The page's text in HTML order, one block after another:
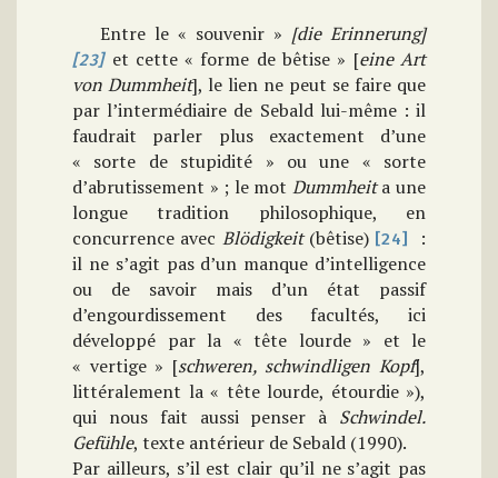
Entre le « souvenir » [die Erinnerung]
[23] et cette « forme de bêtise » [eine Art
von Dummheit], le lien ne peut se faire que
par l’intermédiaire de Sebald lui-même : il
faudrait parler plus exactement d’une
« sorte de stupidité » ou une « sorte
d’abrutissement » ; le mot Dummheita une
longue tradition philosophique, en
concurrence avec Blödigkeit(bêtise) [24]
:
il ne s’agit pas d’un manque d’intelligence
ou de savoir mais d’un état passif
d’engourdissement des facultés, ici
développé par la « tête lourde » et le
« vertige » [schweren, schwindligen Kopf],
littéralement la « tête lourde, étourdie »),
qui nous fait aussi penser à Schwindel.
Gefühle, texte antérieur de Sebald (1990).
Par ailleurs, s’il est clair qu’il ne s’agit pas